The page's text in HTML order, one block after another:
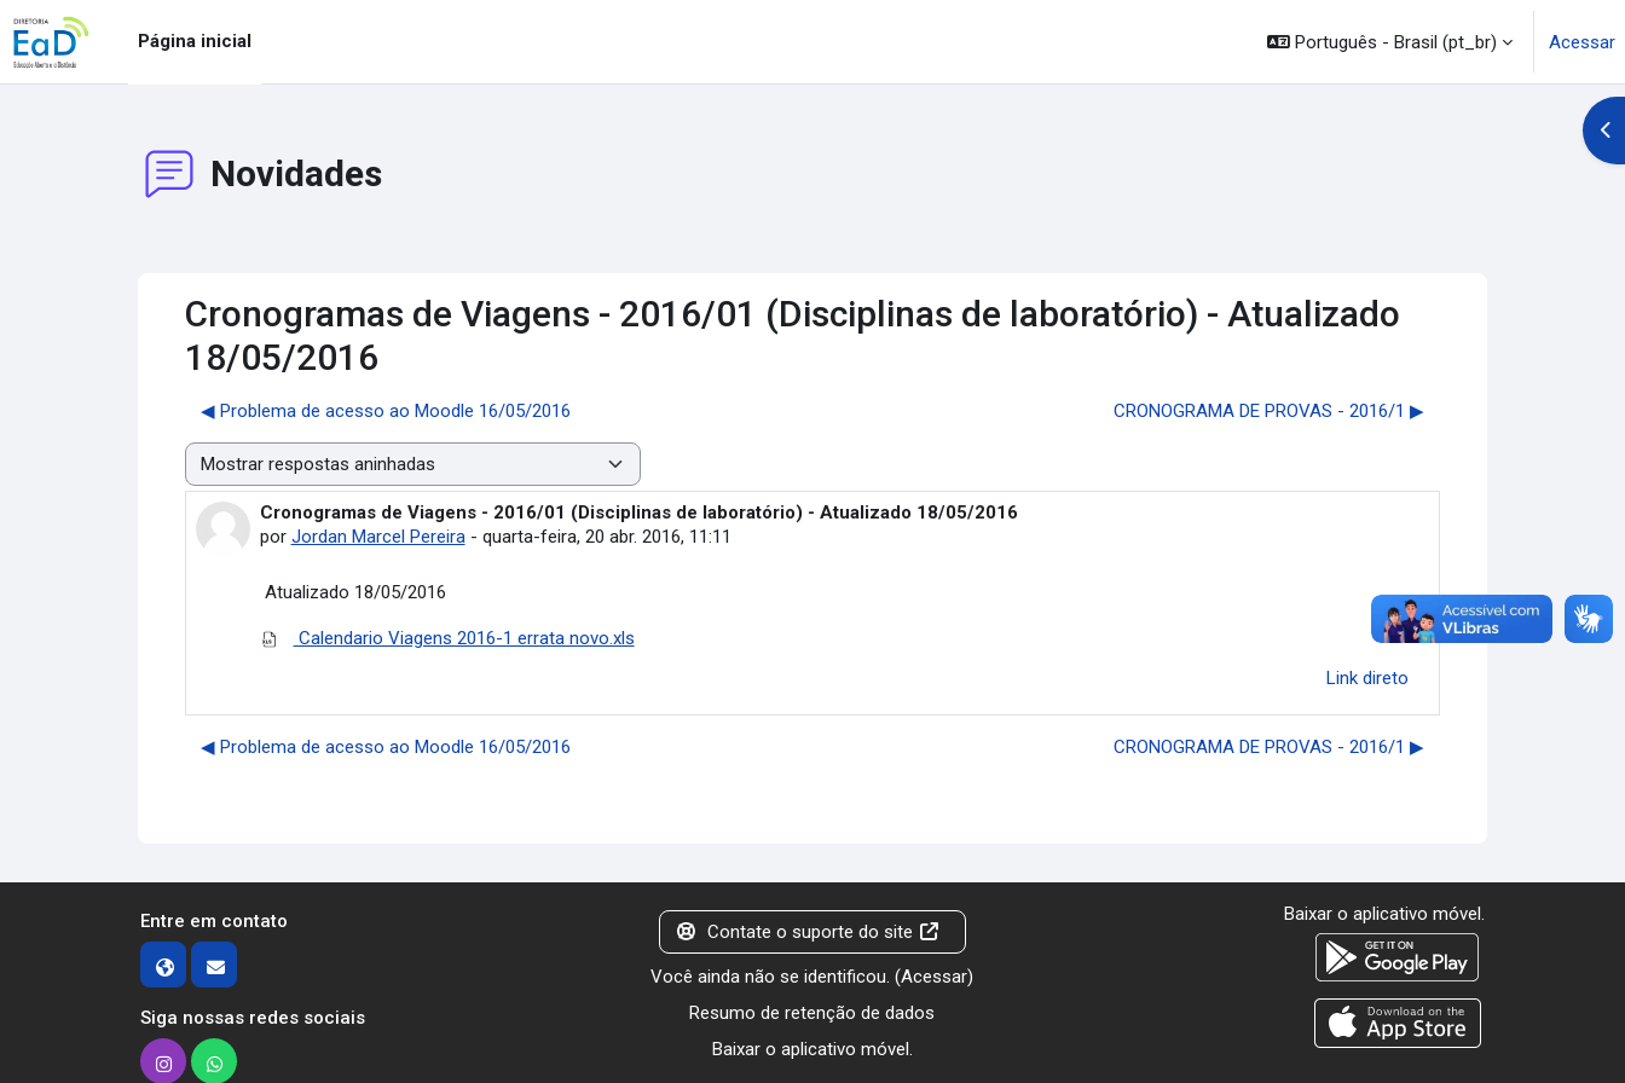
Ir para o conteúdo principal
Página inicial
Português - Brasil ‎(pt_br)‎ Acessar
Novidades
Cronogramas de Viagens - 2016/01 (Disciplinas de laboratório) - Atualizado
18/05/2016
◀︎ Problema de acesso ao Moodle 16/05/2016 CRONOGRAMA DE PROVAS - 2016/1 ▶︎
Modo de visualização
Cronogramas de Viagens - 2016/01 (Disciplinas de laboratório) - Atualizado 18/05/2016
por Jordan Marcel Pereira- quarta-feira, 20 abr. 2016, 11:11
Número de respostas: 0
Atualizado 18/05/2016
Calendario Viagens 2016-1 errata novo.xls
Link direto
◀︎ Problema de acesso ao Moodle 16/05/2016 CRONOGRAMA DE PROVAS - 2016/1 ▶︎
Entre em contato
Siga nossas redes sociais
Contate o suporte do site
Você ainda não se identificou. (Acessar)
Resumo de retenção de dados
Baixar o aplicativo móvel.
Baixar o aplicativo móvel.